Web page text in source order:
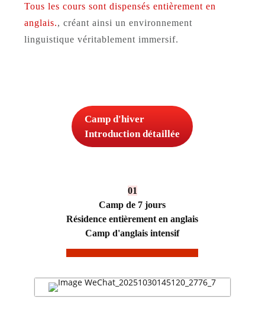
Tous les cours sont dispensés entièrement en
anglais., créant ainsi un environnement
linguistique véritablement immersif.
Camp d'hiver
Introduction détaillée
01
Camp de 7 jours
Résidence entièrement en anglais
Camp d'anglais intensif